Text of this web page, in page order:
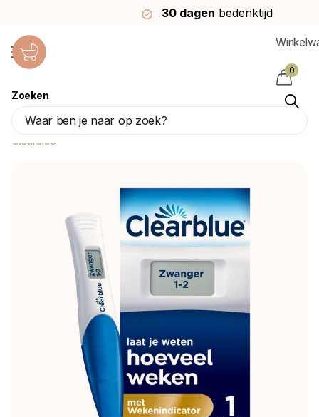
30 dagenbedenktijd
Zoeken
0
Clearblue Zwangerschapstest Met
Wekenindicator
Clearblue